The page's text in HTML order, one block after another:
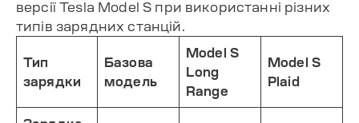
версії Tesla Model S при використанні різних
типів зарядних станцій.
Тип
зарядки
Базова
модель
Model S
Long
Range
Model S
Plaid